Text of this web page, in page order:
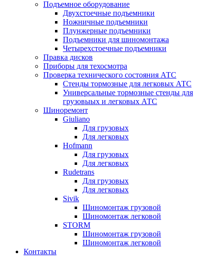
Подъемное оборудование
Двухстоечные подъемники
Ножничные подъемники
Плунжерные подъемники
Подъемники для шиномонтажа
Четырехстоечные подъемники
Правка дисков
Приборы для техосмотра
Проверка технического состояния АТС
Стенды тормозные для легковых АТС
Универсальные тормозные стенды для
грузовыых и легковых АТС
Шиноремонт
Giuliano
Для грузовых
Для легковых
Hofmann
Для грузовых
Для легковых
Rudetrans
Для грузовых
Для легковых
Sivik
Шиномонтаж грузовой
Шиномонтаж легковой
STORM
Шиномонтаж грузовой
Шиномонтаж легковой
Контакты